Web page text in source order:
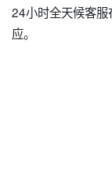
24小时全天候客
应。